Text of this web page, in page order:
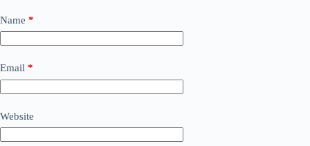
Name *
Email *
Website